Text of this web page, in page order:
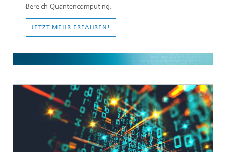
Bereich Quantencomputing.
JETZT MEHR ERFAHREN!